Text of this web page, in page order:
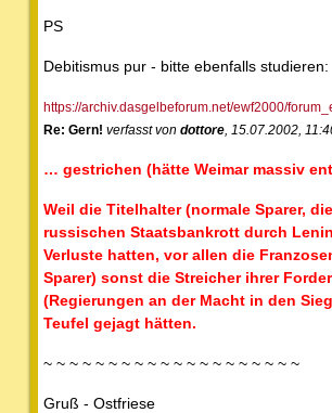
PS
Debitismus pur - bitte ebenfalls studieren:
https://archiv.dasgelbeforum.net/ewf2000/
Re: Gern! verfasst von dottore , 15.07.2002,
… gestrichen (hätte Weimar massiv
Weil die Titelhalter (normale Sparer,
russischen Staatsbankrott durch
Verluste hatten, vor allen die
Sparer) sonst die Streicher ihrer
(Regierungen an der Macht in den
Teufel gejagt hätten.
~ ~ ~ ~ ~ ~ ~ ~ ~ ~ ~ ~ ~ ~ ~ ~ ~ ~ ~ ~
Gruß - Ostfriese